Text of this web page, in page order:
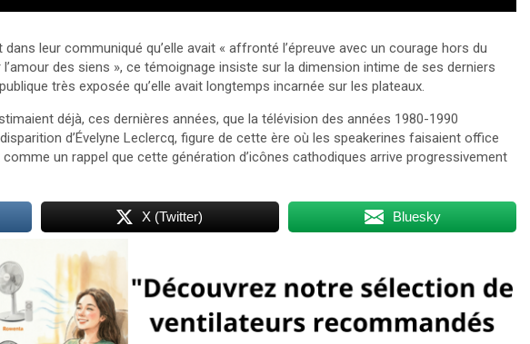
leur communiqué qu’elle avait « affronté l’épreuve avec un courage hors du
des siens », ce témoignage insiste sur la dimension intime de ses derniers
très exposée qu’elle avait longtemps incarnée sur les plateaux.
déjà, ces dernières années, que la télévision des années 1980-1990
d’Évelyne Leclercq, figure de cette ère où les speakerines faisaient office
comme un rappel que cette génération d’icônes cathodiques arrive progressivement
X (Twitter) Bluesky